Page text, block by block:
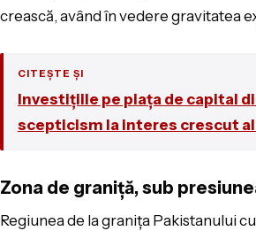
crească, având în vedere gravitatea
CITEȘTE ȘI
Investițiile pe piața de capital
scepticism la interes crescut
Zona de graniță, sub
Regiunea de la granița Pakistanului